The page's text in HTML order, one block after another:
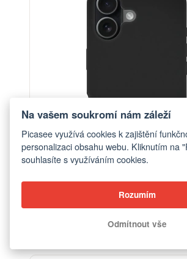
od 448 Kč
Na vašem soukromí nám záleží
Picasee využívá cookies k zajištění
personalizaci obsahu webu. Kliknutím na
souhlasíte s využíváním cookies.
Rozumím
Odmítnout vše